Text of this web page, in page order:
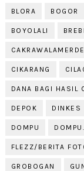
BLORA BOGOR
BOYOLALI
CIKARANG
DANA BAGI HASIL
DEPOK DINKES
DOMPU
FLEZZ/BERITA
GROBOGAN